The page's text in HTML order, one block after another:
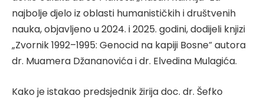
najbolje djelo iz oblasti humanističkih i društvenih
nauka, objavljeno u 2024. i 2025. godini, dodijeli knjizi
„Zvornik 1992–1995: Genocid na kapiji Bosne“ autora
dr. Muamera Džananovića i dr. Elvedina Mulagića.
Kako je istakao predsjednik žirija doc. dr. Šefko